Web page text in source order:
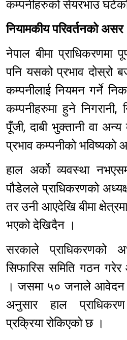
कम्पनीहरुको सेयरभाउ
नियामकीय परिवर्तनको असर
नेपाल बीमा प्राधिकरणमा
पनि यसको प्रभाव दोस्रो
कम्पनीलाई नियमन गर्ने
कम्पनीहरुमा हुने निगरानी,
पूँजी, दाबी भुक्तानी वा
प्रभाव कम्पनीको भविष्यको
हाल अर्को व्यवस्था
पौडेलले प्राधिकरणको
तर उनी आएदेखि बीमा
भएको देखिदैन ।
सरकाले प्राधिकरणको
सिफारिस समिति गठन
। जसमा ५० जनाले आवेदन
अनुसार हाल
प्रक्रिया रोकिएको छ ।